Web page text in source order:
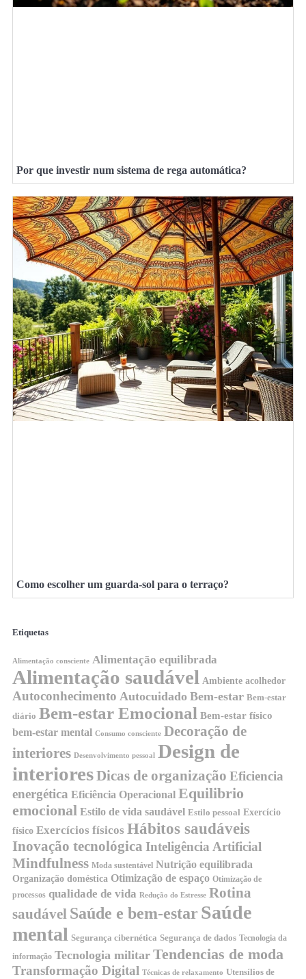
Por que investir num sistema de rega automática?
Como escolher um guarda-sol para o terraço?
Etiquetas
Alimentação consciente Alimentação equilibrada
Alimentação saudável Ambiente acolhedor
Autoconhecimento Autocuidado Bem-estar Bem-estar
diário Bem-estar Emocional Bem-estar físico
bem-estar mental Consumo consciente Decoração de
interiores Desenvolvimento pessoal
Design de
interioresDicas de organização Eficiencia
energética Eficiência Operacional Equilibrio
emocional Estilo de vida saudável Estilo pessoal Exercício
físico Exercícios físicos Hábitos saudáveis
Inovação tecnológica Inteligência Artificial
Mindfulness Moda sustentável Nutrição equilibrada
Organização doméstica Otimização de espaço Otimização de
processos qualidade de vida Redução do Estresse Rotina
saudável Saúde e bem-estar Saúde
mental Segurança cibernética Segurança de dados Tecnologia da
informação Tecnologia militar Tendencias de moda
Transformação Digital Técnicas de relaxamento Utensílios de